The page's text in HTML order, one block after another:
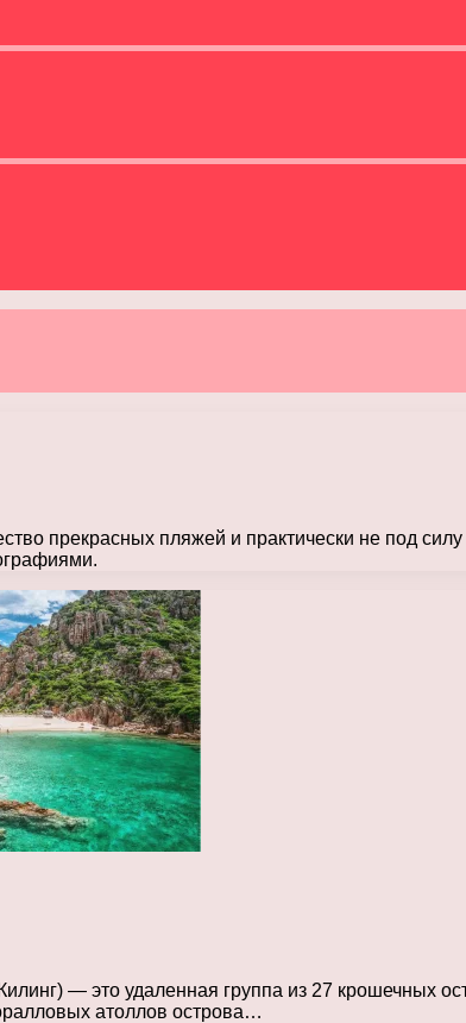
прекрасных пляжей и практически не под
— это удаленная группа из 27 крошечных
атоллов острова…